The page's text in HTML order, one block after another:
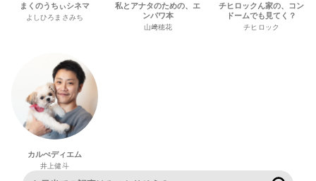
まくのうちぃシネマ
よしひろまさみち
私とアナタのための、エ
ンパワ本
山﨑穂花
チヒロックん家の、コン
ドームでも見てく？
チヒロック
カルぺディエム
井上健斗